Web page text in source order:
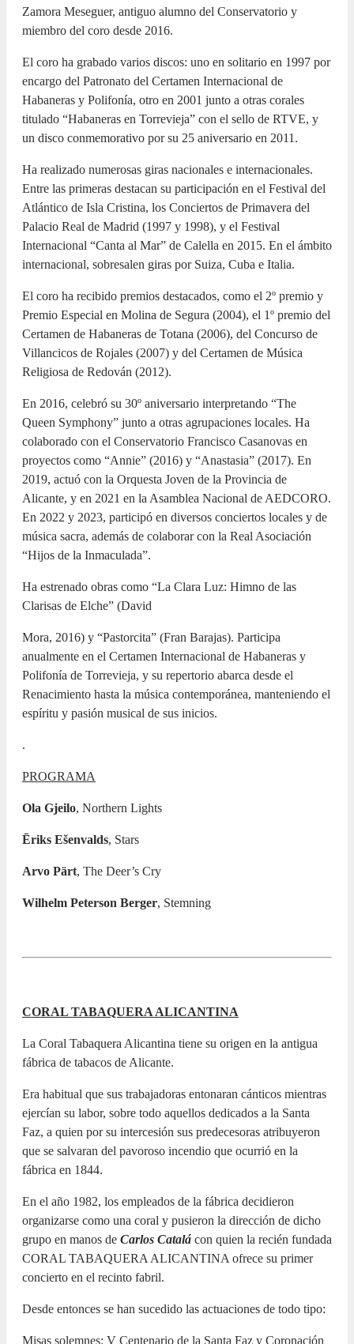
Zamora Meseguer, antiguo alumno del Conservatorio y
miembro del coro desde 2016.
El coro ha grabado varios discos: uno en solitario en 1997 por
encargo del Patronato del Certamen Internacional de
Habaneras y Polifonía, otro en 2001 junto a otras corales
titulado “Habaneras en Torrevieja” con el sello de RTVE, y
un disco conmemorativo por su 25 aniversario en 2011.
Ha realizado numerosas giras nacionales e internacionales.
Entre las primeras destacan su participación en el Festival del
Atlántico de Isla Cristina, los Conciertos de Primavera del
Palacio Real de Madrid (1997 y 1998), y el Festival
Internacional “Canta al Mar” de Calella en 2015. En el ámbito
internacional, sobresalen giras por Suiza, Cuba e Italia.
El coro ha recibido premios destacados, como el 2º premio y
Premio Especial en Molina de Segura (2004), el 1º premio del
Certamen de Habaneras de Totana (2006), del Concurso de
Villancicos de Rojales (2007) y del Certamen de Música
Religiosa de Redován (2012).
En 2016, celebró su 30º aniversario interpretando “The
Queen Symphony” junto a otras agrupaciones locales. Ha
colaborado con el Conservatorio Francisco Casanovas en
proyectos como “Annie” (2016) y “Anastasia” (2017). En
2019, actuó con la Orquesta Joven de la Provincia de
Alicante, y en 2021 en la Asamblea Nacional de AEDCORO.
En 2022 y 2023, participó en diversos conciertos locales y de
música sacra, además de colaborar con la Real Asociación
“Hijos de la Inmaculada”.
Ha estrenado obras como “La Clara Luz: Himno de las
Clarisas de Elche” (David
Mora, 2016) y “Pastorcita” (Fran Barajas). Participa
anualmente en el Certamen Internacional de Habaneras y
Polifonía de Torrevieja, y su repertorio abarca desde el
Renacimiento hasta la música contemporánea, manteniendo el
espíritu y pasión musical de sus inicios.
.
PROGRAMA
Ola Gjeilo, Northern Lights
Ēriks Ešenvalds, Stars
Arvo Pärt, The Deer’s Cry
Wilhelm Peterson Berger, Stemning
CORAL TABAQUERA ALICANTINA
La Coral Tabaquera Alicantina tiene su origen en la antigua
fábrica de tabacos de Alicante.
Era habitual que sus trabajadoras entonaran cánticos mientras
ejercían su labor, sobre todo aquellos dedicados a la Santa
Faz, a quien por su intercesión sus predecesoras atribuyeron
que se salvaran del pavoroso incendio que ocurrió en la
fábrica en 1844.
En el año 1982, los empleados de la fábrica decidieron
organizarse como una coral y pusieron la dirección de dicho
grupo en manos de Carlos Catalá con quien la recién fundada
CORAL TABAQUERA ALICANTINA ofrece su primer
concierto en el recinto fabril.
Desde entonces se han sucedido las actuaciones de todo tipo:
Misas solemnes: V Centenario de la Santa Faz y Coronación